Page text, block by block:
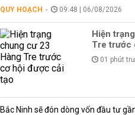
QUY HOẠCH 09:48 | 06/08/2026
Hiện
Tre trước
01 phút
Bắc Ninh sẽ đón dòng vốn đầu tư